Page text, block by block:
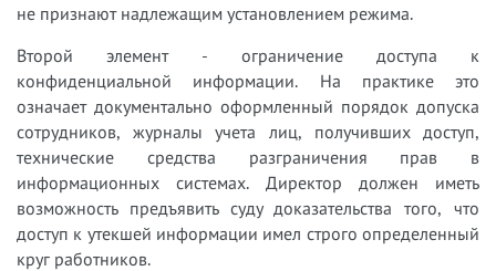
не признают надлежащим установлением режима.
Второй элемент - ограничение доступа к
конфиденциальной информации. На практике это
означает документально оформленный порядок допуска
сотрудников, журналы учета лиц, получивших доступ,
технические средства разграничения прав в
информационных системах. Директор должен иметь
возможность предъявить суду доказательства того, что
доступ к утекшей информации имел строго определенный
круг работников.